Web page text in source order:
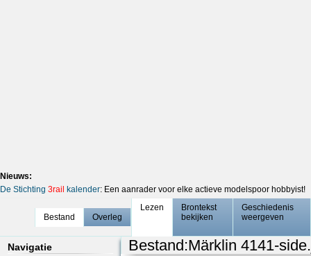
Nieuws:
De Stichting 3rail kalender: Een aanrader voor elke actieve modelspoor hobbyist!
Bestand Overleg
Lezen
Brontekst
bekijken
Geschiedenis
weergeven
Navigatie Bestand:Märklin 4141-